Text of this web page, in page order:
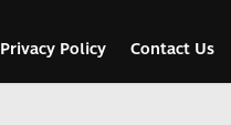
Privacy Policy Contact Us